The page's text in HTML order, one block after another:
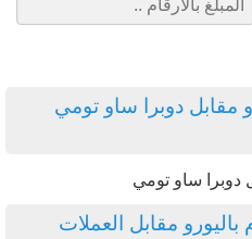
مقابل دوبرا ساو تومي
باليورو مقابل العملات